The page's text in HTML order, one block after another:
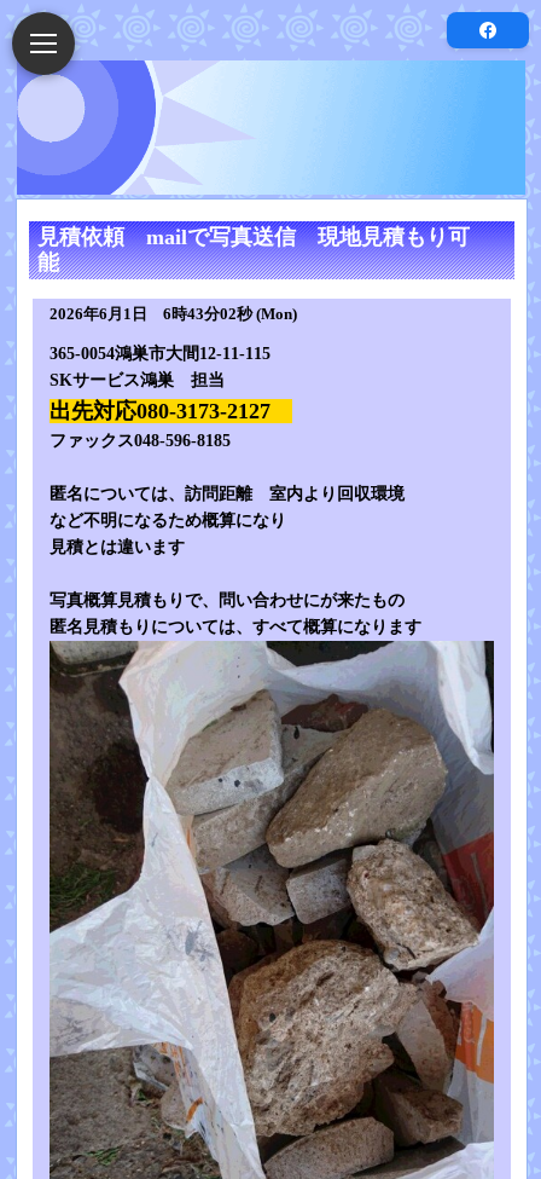
見積依頼 mailで写真送信 現地見積もり可
能
2026年6月1日 6時43分02秒 (Mon)
365-0054鴻巣市大間12-11-115
SKサービス鴻巣 担当
出先対応080-3173-2127
ファックス048-596-8185
匿名については、訪問距離 室内より回収環境
など不明になるため概算になり
見積とは違います
写真概算見積もりで、問い合わせにが来たもの
匿名見積もりについては、すべて概算になります